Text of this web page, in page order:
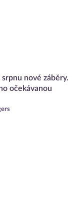
nové záběry.
očekávanou